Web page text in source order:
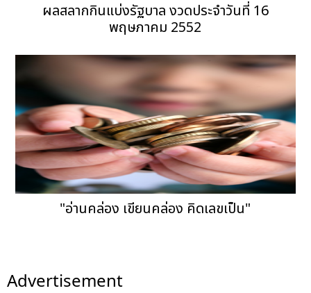
ผลสลากกินแบ่งรัฐบาล งวดประจำวันที่ 16
พฤษภาคม 2552
"อ่านคล่อง เขียนคล่อง คิดเลขเป็น"
Advertisement